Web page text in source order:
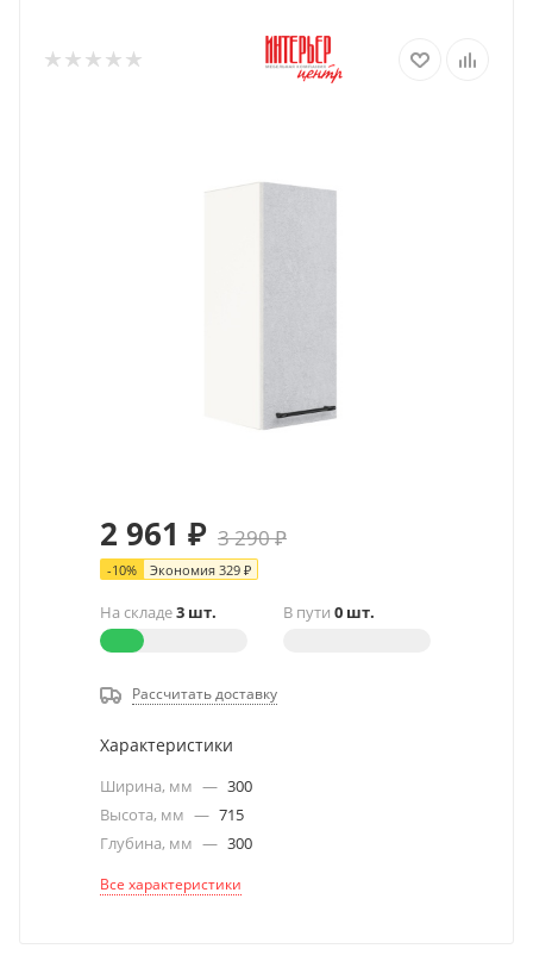
2 961 ₽ 3 290₽
-10% Экономия 329 ₽
На складе3 шт. В пути 0 шт.
Рассчитать доставку
Характеристики
Ширина, мм — 300
Высота, мм — 715
Глубина, мм — 300
Все характеристики